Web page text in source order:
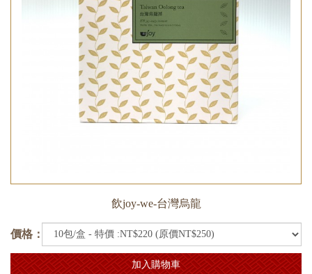
飲joy-we-台灣烏龍
價格：
加入購物車